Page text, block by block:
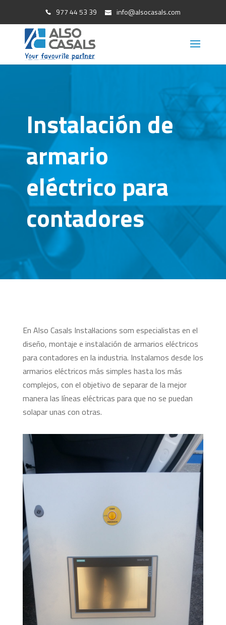
977 44 53 39 info@alsocasals.com
Instalación de
armario
eléctrico para
contadores
En Also Casals Instal·lacions som especialistas en el
diseño, montaje e instalación de armarios eléctricos
para contadores en la industria. Instalamos desde los
armarios eléctricos más simples hasta los más
complejos, con el objetivo de separar de la mejor
manera las líneas eléctricas para que no se puedan
solapar unas con otras.